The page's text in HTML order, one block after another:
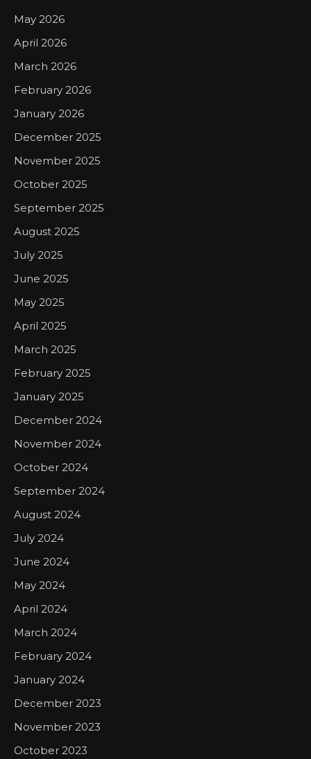
May 2026
April 2026
March 2026
February 2026
January 2026
December 2025
November 2025
October 2025
September 2025
August 2025
July 2025
June 2025
May 2025
April 2025
March 2025
February 2025
January 2025
December 2024
November 2024
October 2024
September 2024
August 2024
July 2024
June 2024
May 2024
April 2024
March 2024
February 2024
January 2024
December 2023
November 2023
October 2023